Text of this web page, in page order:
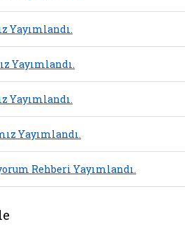
Yayımlandı.
Yayımlandı.
Yayımlandı.
Yayımlandı.
Rehberi Yayımlandı.